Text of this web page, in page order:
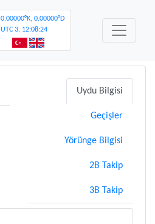
0.00000°K, 0.00000°D
UTC 3, 12:08:24
Uydu Bilgisi
Geçişler
Yörünge Bilgisi
2B Takip
3B Takip